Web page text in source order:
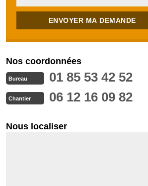
Nos coordonnées
Bureau 01 85 53 42 52
Chantier 06 12 16 09 82
Nous localiser